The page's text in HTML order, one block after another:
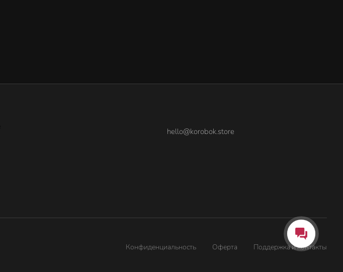
hello@korobok.store
Конфиденциальность Оферта Поддержка и контакты